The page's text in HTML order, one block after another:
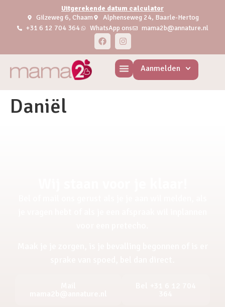
Uitgerekende datum calculator
Gilzeweg 6, Chaam
Alphenseweg 24, Baarle-Hertog
+31 6 12 704 364
WhatsApp ons mama2b@annature.nl
Aanmelden
Daniël